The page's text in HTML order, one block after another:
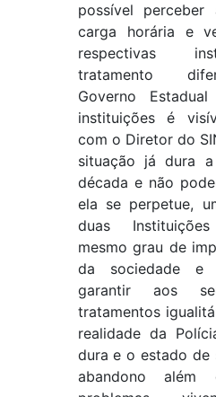
possível
carga horária e
respectivas
tratamento
Governo
instituições é
com o Diretor do
situação já dura
década e não
ela se perpetue,
duas
mesmo grau de
da sociedade e
garantir aos
tratamentos
realidade da
dura e o estado de
abandono